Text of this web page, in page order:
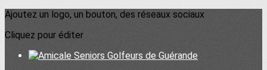
Ajoutez un logo, un bouton, des réseaux sociaux
Cliquez pour éditer